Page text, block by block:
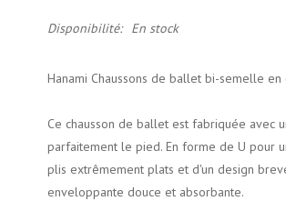
Disponibilité: En stock
Hanami Chaussons de ballet bi-semelle
Ce chausson de ballet est fabriquée avec
parfaitement le pied. En forme de U pour
plis extrêmement plats et d'un design
enveloppante douce et absorbante.